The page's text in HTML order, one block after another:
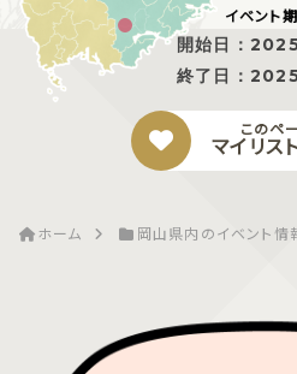
イベント
開始日：
終了日：
このペ
マイリス
ホーム 岡山県内のイベント情